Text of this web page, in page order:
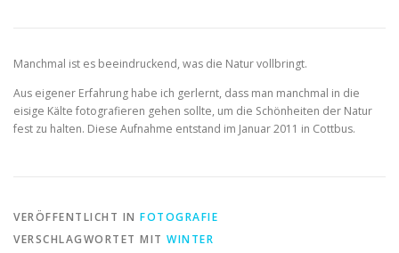
Manchmal ist es beeindruckend, was die Natur vollbringt.
Aus eigener Erfahrung habe ich gerlernt, dass man manchmal in die
eisige Kälte fotografieren gehen sollte, um die Schönheiten der Natur
fest zu halten. Diese Aufnahme entstand im Januar 2011 in Cottbus.
VERÖFFENTLICHT IN FOTOGRAFIE
VERSCHLAGWORTET MIT WINTER